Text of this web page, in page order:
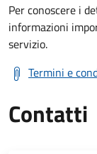
Per conoscere i
informazioni
servizio.
Termini e
Contatti